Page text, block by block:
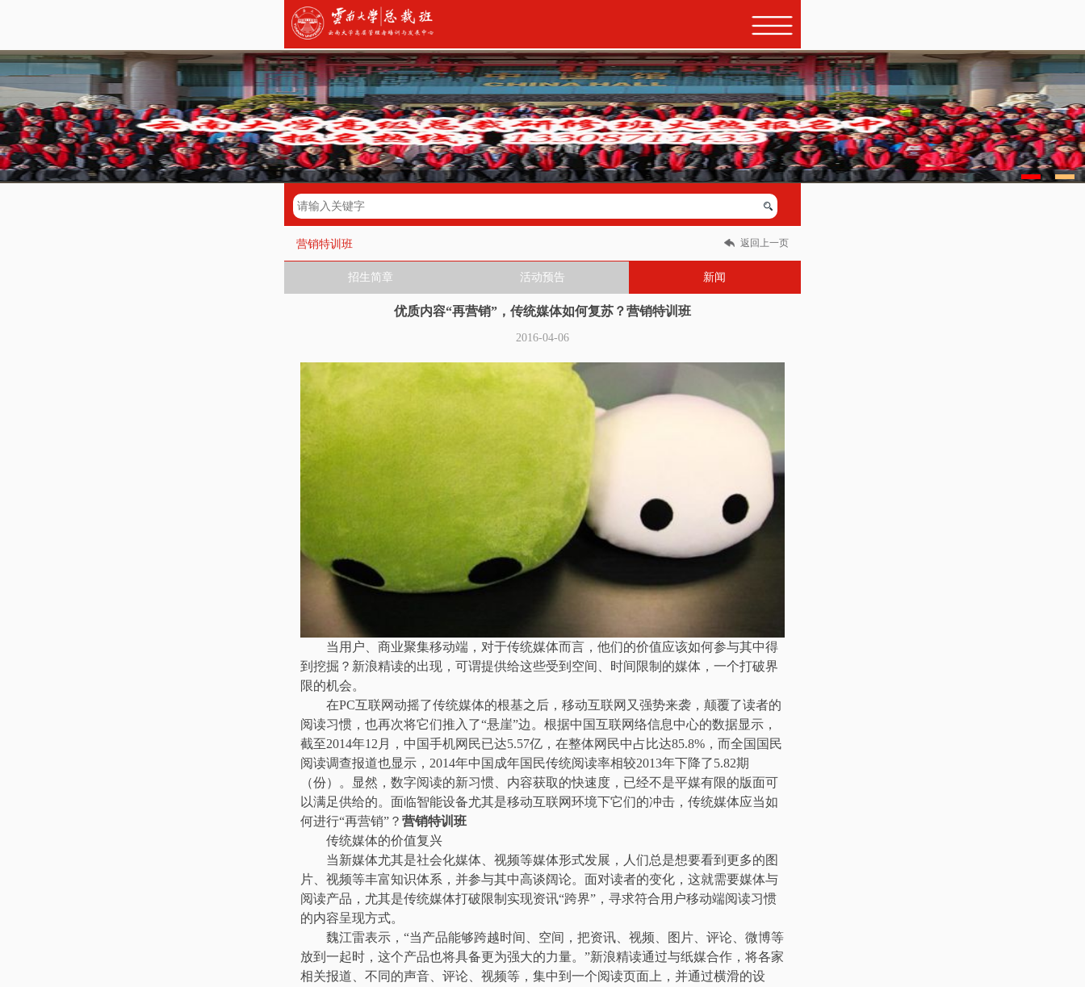
营销特训班 返回上一页
招生简章 活动预告 新闻
优质内容“再营销”，传统媒体如何复苏？营销特训班
2016-04-06
当用户、商业聚集移动端，对于传统媒体而言，他们的价值应该如何参与其中得
到挖掘？新浪精读的出现，可谓提供给这些受到空间、时间限制的媒体，一个打破界
限的机会。
在PC互联网动摇了传统媒体的根基之后，移动互联网又强势来袭，颠覆了读者的
阅读习惯，也再次将它们推入了“悬崖”边。根据中国互联网络信息中心的数据显示，
截至2014年12月，中国手机网民已达5.57亿，在整体网民中占比达85.8%，而全国国民
阅读调查报道也显示，2014年中国成年国民传统阅读率相较2013年下降了5.82期
（份）。显然，数字阅读的新习惯、内容获取的快速度，已经不是平媒有限的版面可
以满足供给的。面临智能设备尤其是移动互联网环境下它们的冲击，传统媒体应当如
何进行“再营销”？ 营销特训班
传统媒体的价值复兴
当新媒体尤其是社会化媒体、视频等媒体形式发展，人们总是想要看到更多的图
片、视频等丰富知识体系，并参与其中高谈阔论。面对读者的变化，这就需要媒体与
阅读产品，尤其是传统媒体打破限制实现资讯“跨界”，寻求符合用户移动端阅读习惯
的内容呈现方式。
魏江雷表示，“当产品能够跨越时间、空间，把资讯、视频、图片、评论、微博等
放到一起时，这个产品也将具备更为强大的力量。”新浪精读通过与纸媒合作，将各家
相关报道、不同的声音、评论、视频等，集中到一个阅读页面上，并通过横滑的设